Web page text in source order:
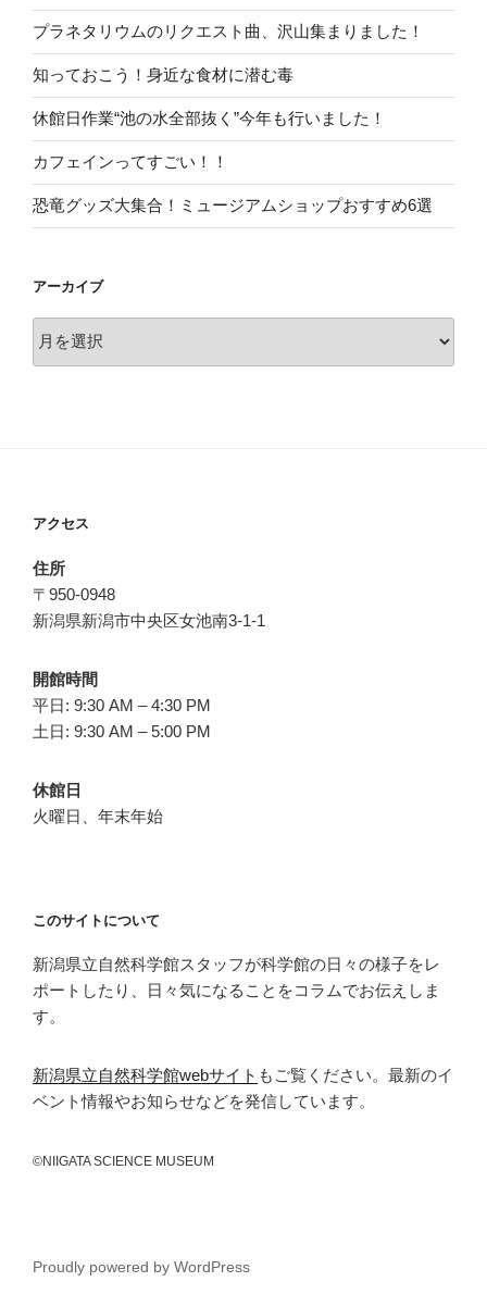
プラネタリウムのリクエスト曲、沢山集まりました！
知っておこう！身近な食材に潜む毒
休館日作業“池の水全部抜く”今年も行いました！
カフェインってすごい！！
恐竜グッズ大集合！ミュージアムショップおすすめ6選
アーカイブ
ー
アクセス
住所
〒950-0948
新潟県新潟市中央区女池南3-1-1
開館時間
平日: 9:30 AM – 4:30 PM
土日: 9:30 AM – 5:00 PM
休館日
火曜日、年末年始
このサイトについて
新潟県立自然科学館スタッフが科学館の日々の様子をレ
ポートしたり、日々気になることをコラムでお伝えしま
す。
新潟県立自然科学館webサイト もご覧ください。最新のイ
ベント情報やお知らせなどを発信しています。
©NIIGATA SCIENCE MUSEUM
Proudly powered by WordPress